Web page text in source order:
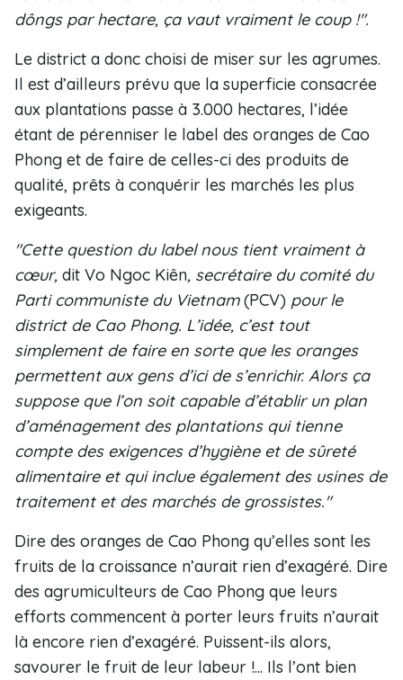
dôngs par hectare, ça vaut vraiment le coup !".
Le district a donc choisi de miser sur les agrumes.
Il est d’ailleurs prévu que la superficie consacrée
aux plantations passe à 3.000 hectares, l’idée
étant de pérenniser le label des oranges de Cao
Phong et de faire de celles-ci des produits de
qualité, prêts à conquérir les marchés les plus
exigeants.
"Cette question du label nous tient vraiment à
cœur, dit Vo Ngoc Kiên, secrétaire du comité du
Parti communiste du Vietnam(PCV) pour le
district de Cao Phong. L’idée, c’est tout
simplement de faire en sorte que les oranges
permettent aux gens d’ici de s’enrichir. Alors ça
suppose que l’on soit capable d’établir un plan
d’aménagement des plantations qui tienne
compte des exigences d’hygiène et de sûreté
alimentaire et qui inclue également des usines de
traitement et des marchés de grossistes."
Dire des oranges de Cao Phong qu’elles sont les
fruits de la croissance n’aurait rien d’exagéré. Dire
des agrumiculteurs de Cao Phong que leurs
efforts commencent à porter leurs fruits n’aurait
là encore rien d’exagéré. Puissent-ils alors,
savourer le fruit de leur labeur !... Ils l’ont bien